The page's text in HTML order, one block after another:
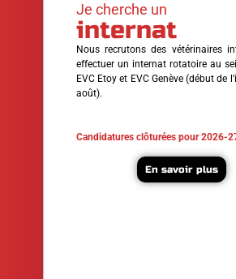
Je cherche un
internat
Nous recrutons des vétérinaires
effectuer un internat rotatoire au
EVC Etoy et EVC Genève (début de
août).
Candidatures clôturées pour 2026-
En savoir plus